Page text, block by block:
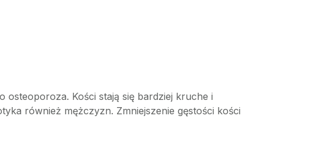
osteoporoza. Kości stają się bardziej kruche i
również mężczyzn. Zmniejszenie gęstości kości